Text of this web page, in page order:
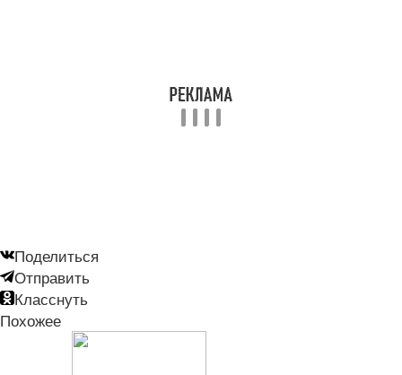
Поделиться
Отправить
Класснуть
Похожее